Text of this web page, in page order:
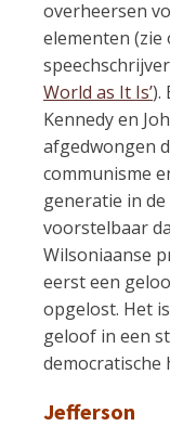
overheersen
elementen (zie
World as It Is’).
Kennedy en
afgedwongen
communisme
generatie in
voorstelbaar
Wilsoniaanse
eerst een
opgelost. Het
geloof in een
democratische
Jefferson